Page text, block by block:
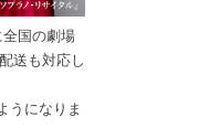
国の劇場
送も対応し
うになりま